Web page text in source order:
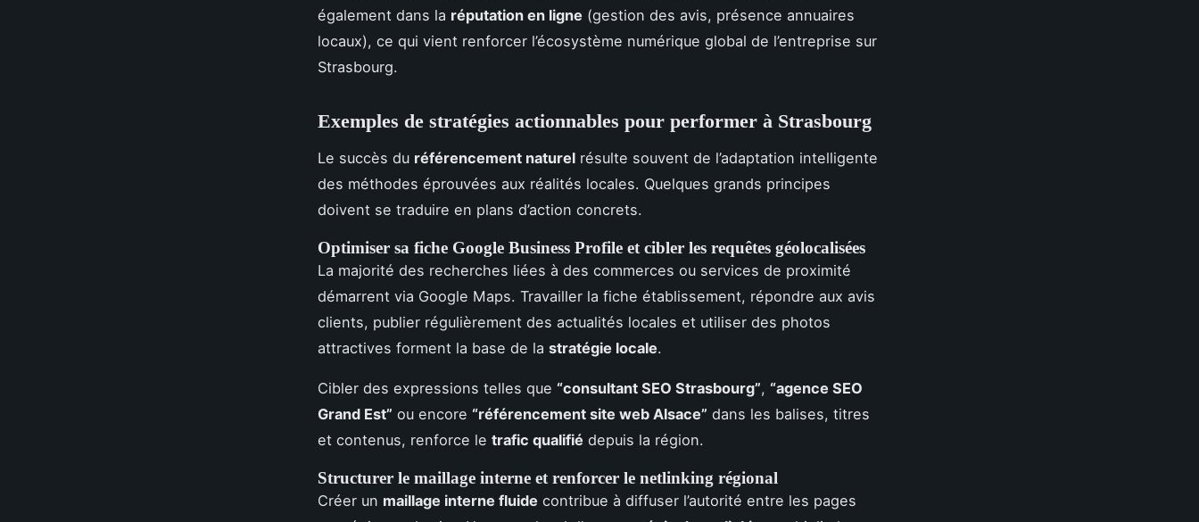
également dans la réputation en ligne (gestion des avis, présence annuaires
locaux), ce qui vient renforcer l’écosystème numérique global de l’entreprise sur
Strasbourg.
Exemples de stratégies actionnables pour performer à Strasbourg
Le succès du référencement naturel résulte souvent de l’adaptation intelligente
des méthodes éprouvées aux réalités locales. Quelques grands principes
doivent se traduire en plans d’action concrets.
Optimiser sa fiche Google Business Profile et cibler les requêtes géolocalisées
La majorité des recherches liées à des commerces ou services de proximité
démarrent via Google Maps. Travailler la fiche établissement, répondre aux avis
clients, publier régulièrement des actualités locales et utiliser des photos
attractives forment la base de la stratégie locale.
Cibler des expressions telles que “consultant SEO Strasbourg”, “agence SEO
Grand Est” ou encore “référencement site web Alsace” dans les balises, titres
et contenus, renforce le trafic qualifié depuis la région.
Structurer le maillage interne et renforcer le netlinking régional
Créer un maillage interne fluide contribue à diffuser l’autorité entre les pages